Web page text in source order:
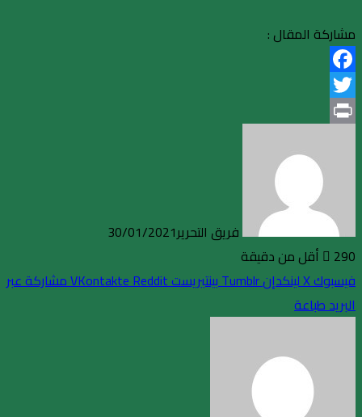
مشاركة المقال :
Facebook
Twitter
فريق التحرير30/01/2021
290
أقل من دقيقة
فيسبوكXلينكدإن بينتيريست
مشاركة عبر
البريدطباعة